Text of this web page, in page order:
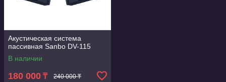
Акустическая система
пассивная Sanbo DV-115
В наличии
180 000 ₸ 240 000 ₸